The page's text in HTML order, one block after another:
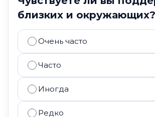
близких и окружающих?
Очень часто
Часто
Иногда
Редко